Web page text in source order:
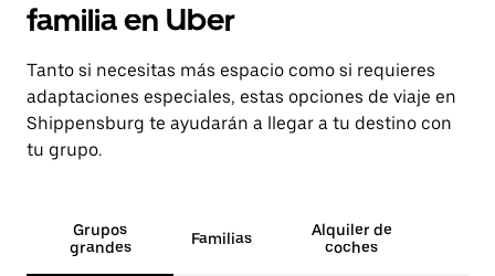
familia en Uber
Tanto si necesitas más espacio como si requieres
adaptaciones especiales, estas opciones de viaje en
Shippensburg te ayudarán a llegar a tu destino con
tu grupo.
Grupos
grandes
Familias
Alquiler de
coches